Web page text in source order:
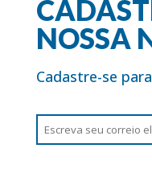
NOSSA
Cadastre-se